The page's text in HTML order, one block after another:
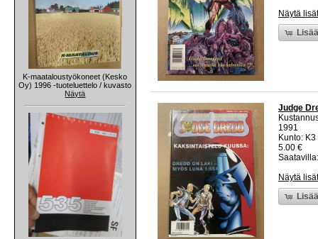
K-maataloustyökoneet (Kesko
Oy) 1996 -tuoteluettelo / kuvasto
Näytä
Näytä
Judge
1991
Kunto:
5.00 €
Näytä